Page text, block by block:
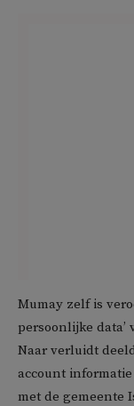
Mumay zelf is
persoonlijke
Naar verluidt
account
met de gemeente